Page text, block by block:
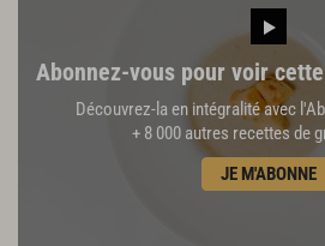
Abonnez-vous pour voir
Découvrez-la en intégralité avec
+ 8 000 autres recettes de
JE M'ABONNE